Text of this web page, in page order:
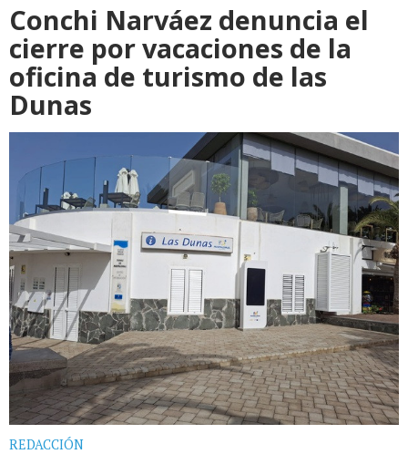
Conchi Narváez denuncia el
cierre por vacaciones de la
oficina de turismo de las
Dunas
REDACCIÓN